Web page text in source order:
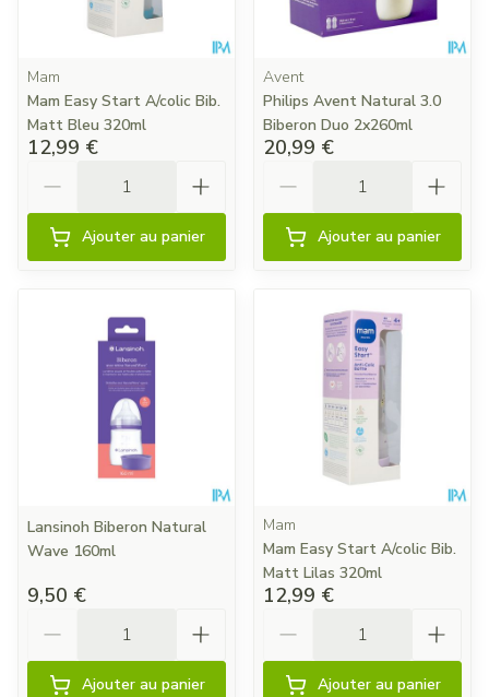
Mam
Mam Easy Start A/colic Bib.
Matt Bleu 320ml
12,99 €
Ajouter au panier
Avent
Philips Avent Natural 3.0
Biberon Duo 2x260ml
20,99 €
Ajouter au panier
Lansinoh Biberon Natural
Wave 160ml
9,50 €
Ajouter au panier
Mam
Mam Easy Start A/colic Bib.
Matt Lilas 320ml
12,99 €
Ajouter au panier